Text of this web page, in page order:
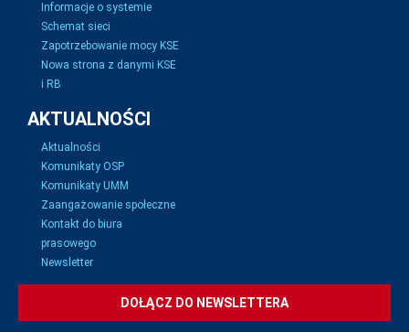
Informacje o systemie
Schemat sieci
Zapotrzebowanie mocy KSE
Nowa strona z danymi KSE
i RB
AKTUALNOŚCI
Aktualności
Komunikaty OSP
Komunikaty UMM
Zaangażowanie społeczne
Kontakt do biura
prasowego
Newsletter
DOŁĄCZ DO NEWSLETTERA